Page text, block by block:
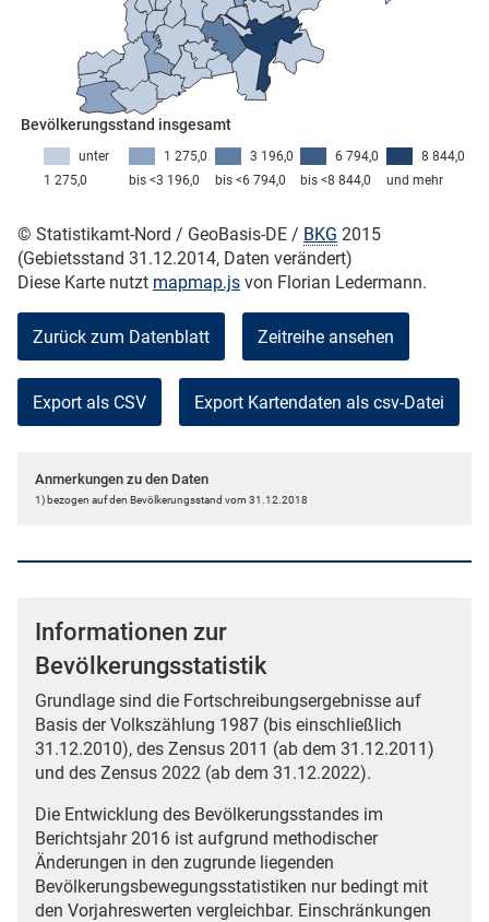
Bevölkerungsstand insgesamt
8 844,0
und mehr
6 794,0
bis <8 844,0
3 196,0
bis <6 794,0
1 275,0
bis <3 196,0
unter
1 275,0
© Statistikamt-Nord / GeoBasis-DE / BKG 2015
(Gebietsstand 31.12.2014, Daten verändert)
Diese Karte nutzt mapmap.js von Florian Ledermann.
Zurück zum Datenblatt Zeitreihe ansehen
Export als CSV
Anmerkungen zu den Daten
1) bezogen auf den Bevölkerungsstand vom 31.12.2018
Informationen zur
Bevölkerungsstatistik
Grundlage sind die Fortschreibungsergebnisse auf
Basis der Volkszählung 1987 (bis einschließlich
31.12.2010), des Zensus 2011 (ab dem 31.12.2011)
und des Zensus 2022 (ab dem 31.12.2022).
Die Entwicklung des Bevölkerungsstandes im
Berichtsjahr 2016 ist aufgrund methodischer
Änderungen in den zugrunde liegenden
Bevölkerungsbewegungsstatistiken nur bedingt mit
den Vorjahreswerten vergleichbar. Einschränkungen